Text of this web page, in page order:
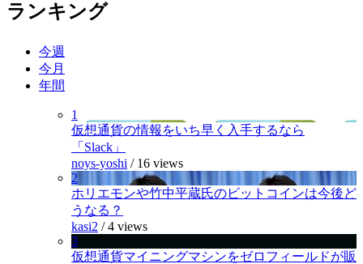
ランキング
今週
今月
年間
1
仮想通貨の情報をいち早く入手するなら
「Slack」
noys-yoshi / 16 views
2
ホリエモンや竹中平蔵氏のビットコインは今後ど
うなる？
kasi2 /4 views
3
仮想通貨マイニングマシンをゼロフィールドが販